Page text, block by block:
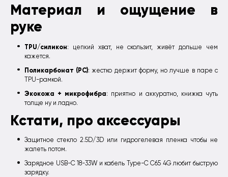
Материал и ощущение в
руке
TPU/силикон: цепкий хват, не скользит, живёт дольше чем
кажется.
Поликарбонат (PC): жестко держит форму, но лучше в паре с
TPU-рамкой.
Экокожа + микрофибра: приятно и аккуратно, книжка чуть
толще ну и ладно.
Кстати, про аксессуары
Защитное стекло 2.5D/3D или гидрогелевая пленка чтобы не
жалеть потом.
Зарядное USB-C 18-33W и кабель Type-C C65 4G любит быструю
зарядку.